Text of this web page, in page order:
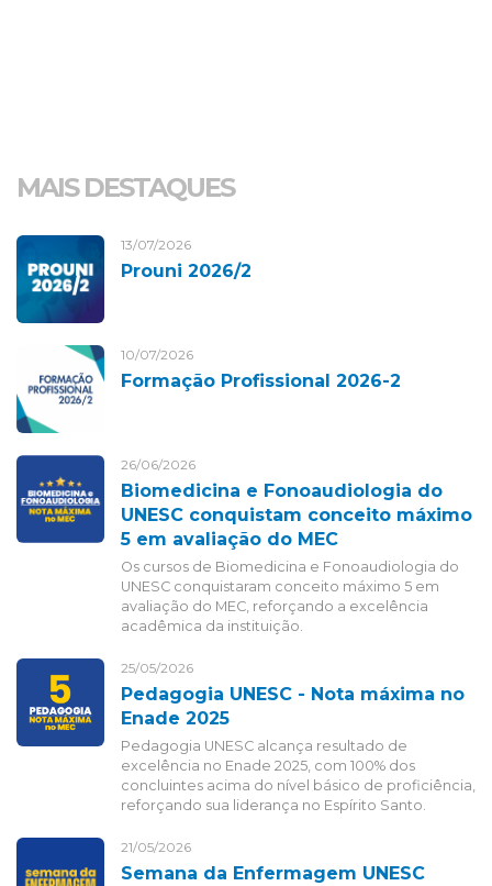
MAIS DESTAQUES
13/07/2026
Prouni 2026/2
10/07/2026
Formação Profissional 2026-2
26/06/2026
Biomedicina e Fonoaudiologia do
UNESC conquistam conceito máximo
5 em avaliação do MEC
Os cursos de Biomedicina e Fonoaudiologia do
UNESC conquistaram conceito máximo 5 em
avaliação do MEC, reforçando a excelência
acadêmica da instituição.
25/05/2026
Pedagogia UNESC - Nota máxima no
Enade 2025
Pedagogia UNESC alcança resultado de
excelência no Enade 2025, com 100% dos
concluintes acima do nível básico de proficiência,
reforçando sua liderança no Espírito Santo.
21/05/2026
Semana da Enfermagem UNESC